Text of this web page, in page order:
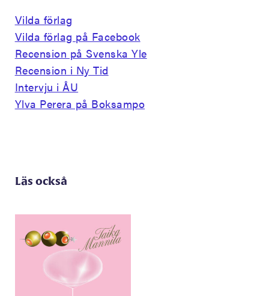
Vilda förlag
Vilda förlag på Facebook
Recension på Svenska Yle
Recension i Ny Tid
Intervju i ÅU
Ylva Perera på Boksampo
Läs också